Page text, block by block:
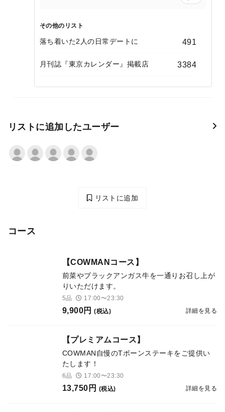
その他のリスト
落ち着いた2人の日常デートに 491
月刊誌『東京カレンダー』掲載店 3384
リストに追加したユーザー
リストに追加
コース
【COWMANコース】
前菜やブラックアンガス牛を一通りお召し上が
りいただけます。
5品 17:00〜23:30
9,900円 (税込) 詳細を見る
【プレミアムコース】
COWMAN自慢のTボーンステーキをご提供い
たします！
6品 17:00〜23:30
13,750円 (税込) 詳細を見る